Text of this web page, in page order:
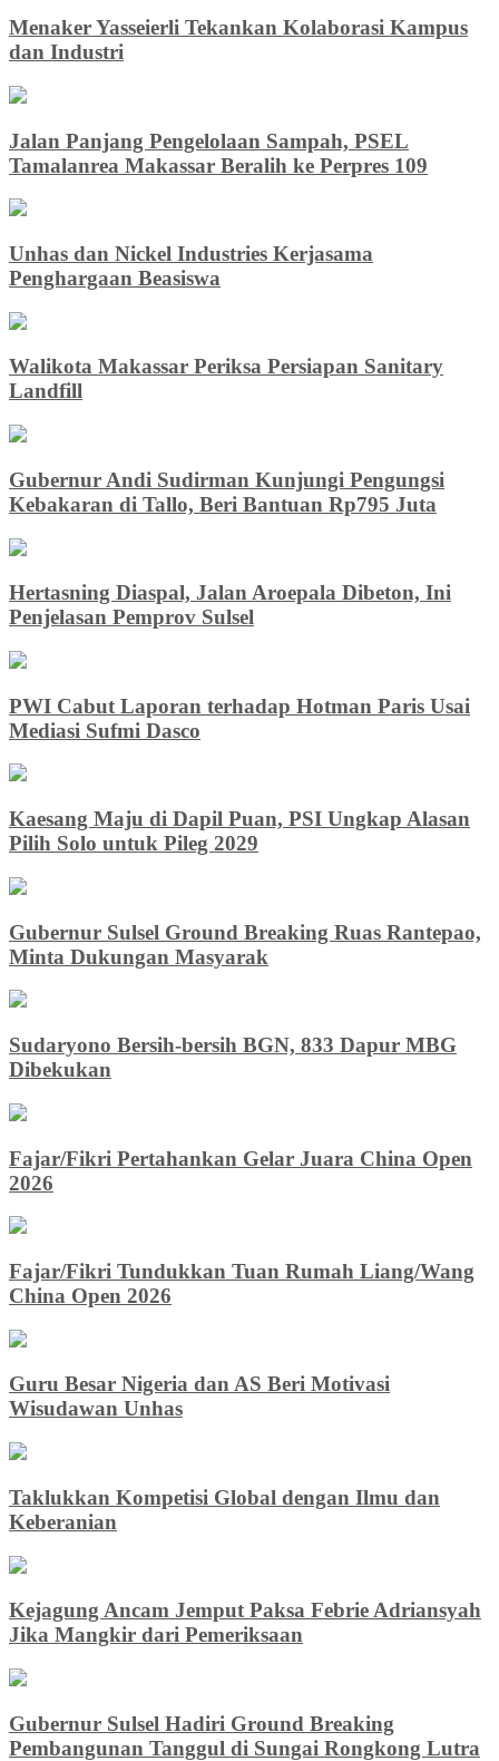
Menaker Yasseierli Tekankan Kolaborasi Kampus
dan Industri
Jalan Panjang Pengelolaan Sampah, PSEL
Tamalanrea Makassar Beralih ke Perpres 109
Unhas dan Nickel Industries Kerjasama
Penghargaan Beasiswa
Walikota Makassar Periksa Persiapan Sanitary
Landfill
Gubernur Andi Sudirman Kunjungi Pengungsi
Kebakaran di Tallo, Beri Bantuan Rp795 Juta
Hertasning Diaspal, Jalan Aroepala Dibeton, Ini
Penjelasan Pemprov Sulsel
PWI Cabut Laporan terhadap Hotman Paris Usai
Mediasi Sufmi Dasco
Kaesang Maju di Dapil Puan, PSI Ungkap Alasan
Pilih Solo untuk Pileg 2029
Gubernur Sulsel Ground Breaking Ruas Rantepao,
Minta Dukungan Masyarak
Sudaryono Bersih-bersih BGN, 833 Dapur MBG
Dibekukan
Fajar/Fikri Pertahankan Gelar Juara China Open
2026
Fajar/Fikri Tundukkan Tuan Rumah Liang/Wang
China Open 2026
Guru Besar Nigeria dan AS Beri Motivasi
Wisudawan Unhas
Taklukkan Kompetisi Global dengan Ilmu dan
Keberanian
Kejagung Ancam Jemput Paksa Febrie Adriansyah
Jika Mangkir dari Pemeriksaan
Gubernur Sulsel Hadiri Ground Breaking
Pembangunan Tanggul di Sungai Rongkong Lutra